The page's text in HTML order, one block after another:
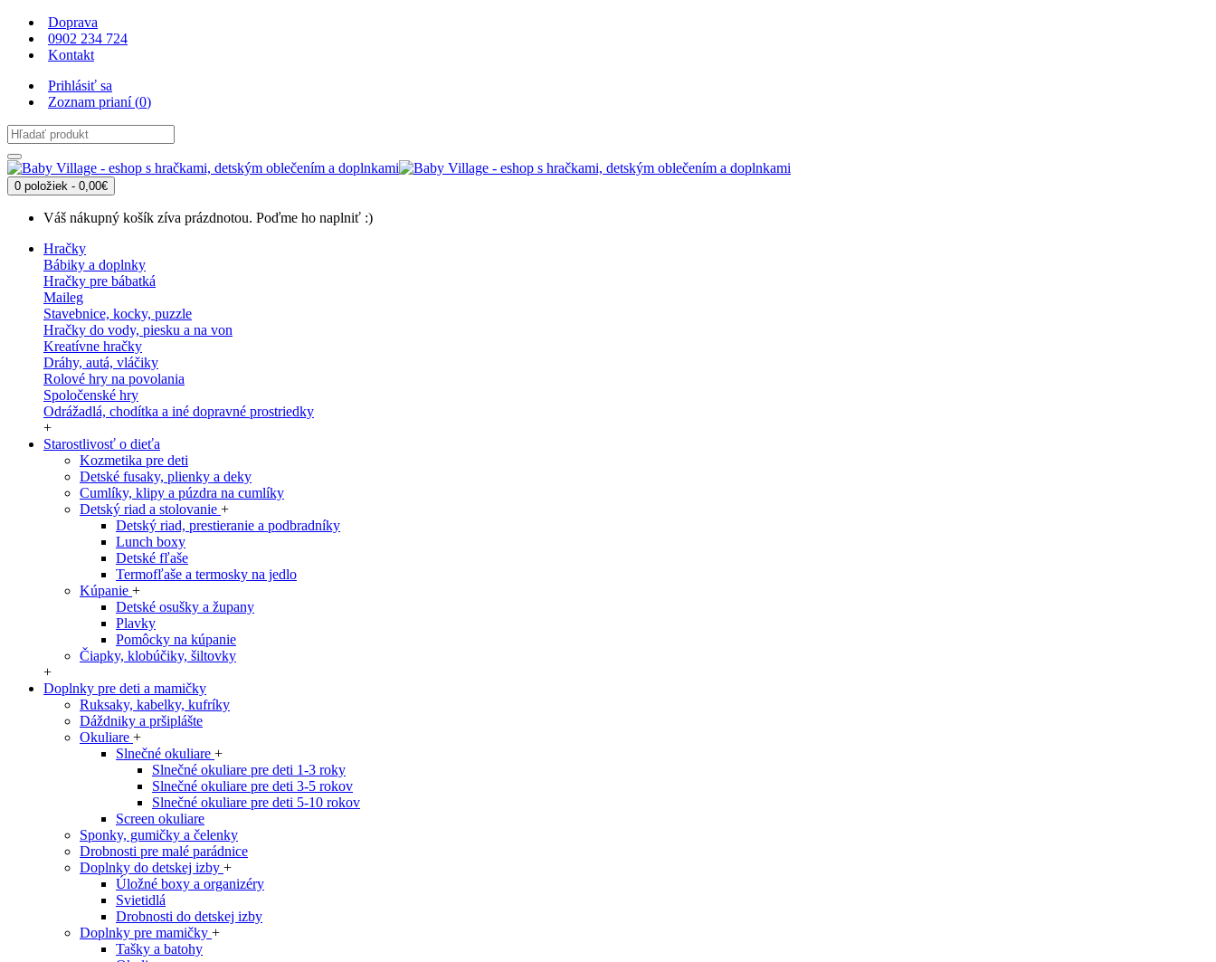
Doprava
0902 234 724
Kontakt
Prihlásiť sa
Zoznam prianí (0)
0 položiek - 0,00€
Váš nákupný košík zíva prázdnotou. Poďme ho naplniť :)
Hračky
Bábiky a doplnky
Hračky pre bábatká
Maileg
Stavebnice, kocky, puzzle
Hračky do vody, piesku a na von
Kreatívne hračky
Dráhy, autá, vláčiky
Rolové hry na povolania
Spoločenské hry
Odrážadlá, chodítka a iné dopravné prostriedky
+
Starostlivosť o dieťa
Kozmetika pre deti
Detské fusaky, plienky a deky
Cumlíky, klipy a púzdra na cumlíky
Detský riad a stolovanie +
Detský riad, prestieranie a podbradníky
Lunch boxy
Detské fľaše
Termofľaše a termosky na jedlo
Kúpanie +
Detské osušky a župany
Plavky
Pomôcky na kúpanie
Čiapky, klobúčiky, šiltovky
+
Doplnky pre deti a mamičky
Ruksaky, kabelky, kufríky
Dáždniky a pršiplášte
Okuliare +
Slnečné okuliare +
Slnečné okuliare pre deti 1-3 roky
Slnečné okuliare pre deti 3-5 rokov
Slnečné okuliare pre deti 5-10 rokov
Screen okuliare
Sponky, gumičky a čelenky
Drobnosti pre malé parádnice
Doplnky do detskej izby +
Úložné boxy a organizéry
Svietidlá
Drobnosti do detskej izby
Doplnky pre mamičky +
Tašky a batohy